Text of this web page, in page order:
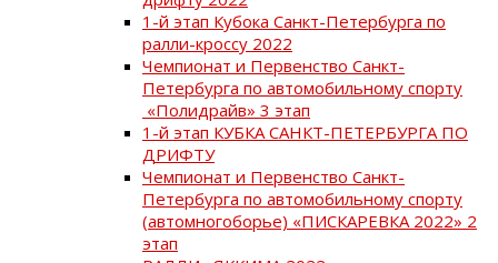
1-й этап Кубока Санкт-Петербурга по
ралли-кроссу 2022
Чемпионат и Первенство Санкт-
Петербурга по автомобильному спорту
«Полидрайв» 3 этап
1-й этап КУБКА САНКТ-ПЕТЕРБУРГА ПО
ДРИФТУ
Чемпионат и Первенство Санкт-
Петербурга по автомобильному спорту
(автомногоборье) «ПИСКАРЕВКА 2022» 2
этап